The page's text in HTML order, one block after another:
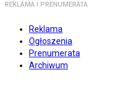
REKLAMA I PRENUMERATA
Reklama
Ogłoszenia
Prenumerata
Archiwum